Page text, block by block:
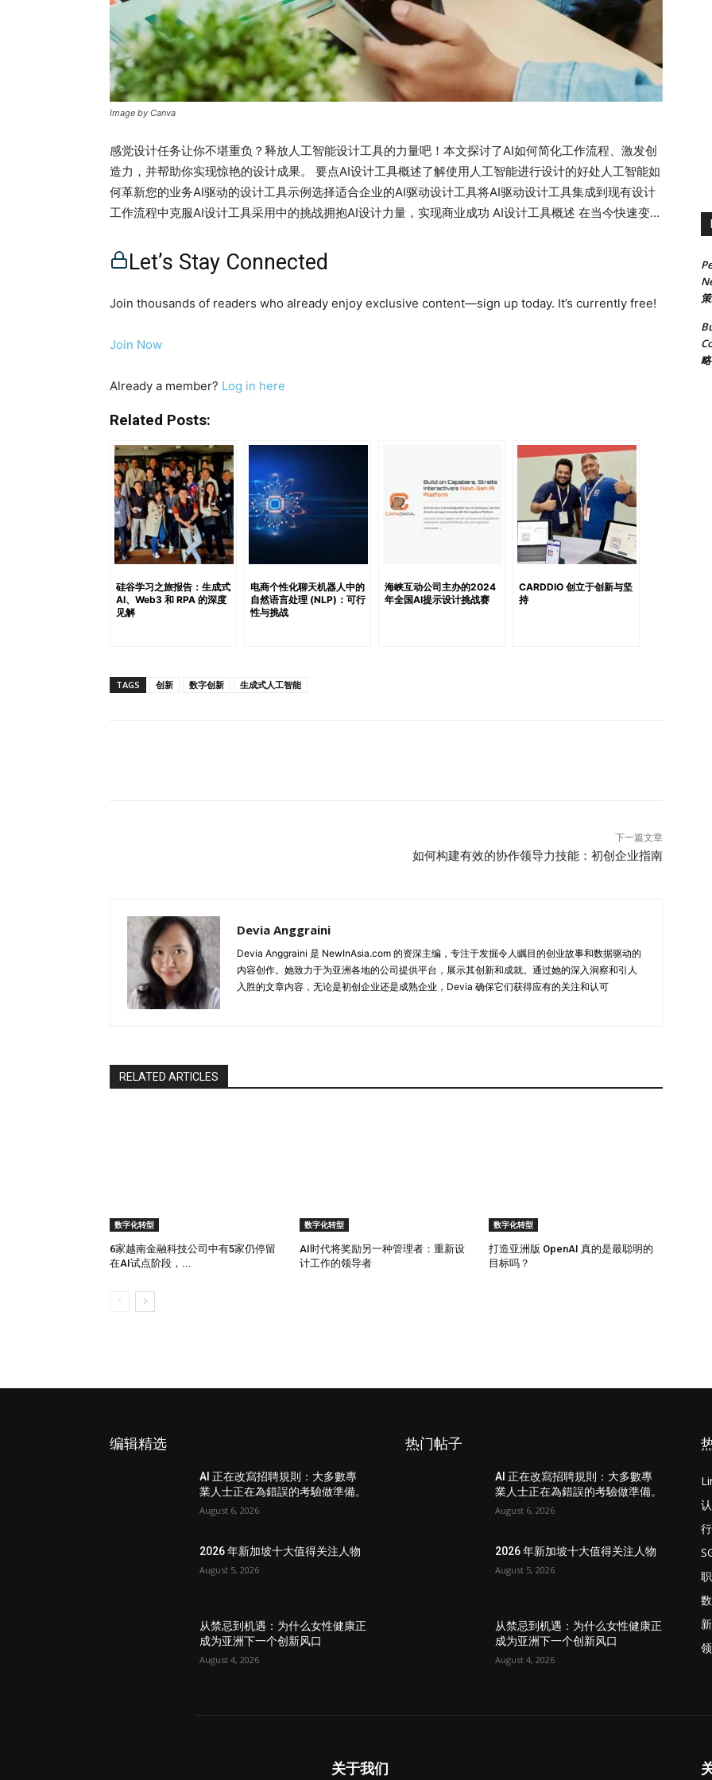
Image by Canva
感觉设计任务让你不堪重负？释放人工智能设计工具的力量吧！本文探讨了AI如何简化工作流程、激发创
造力，并帮助你实现惊艳的设计成果。 要点AI设计工具概述了解使用人工智能进行设计的好处人工智能如
何革新您的业务AI驱动的设计工具示例选择适合企业的AI驱动设计工具将AI驱动设计工具集成到现有设计
工作流程中克服AI设计工具采用中的挑战拥抱AI设计力量，实现商业成功 AI设计工具概述 在当今快速变化
智能 (AI)。尤其是AI驱动的设计工具，正在彻底改变企业处理创意流程的方式，提供前所未有的效率、准
确性和创新能力。先进的工具利用机器学习和大数据集来改进从创意到执行的设计过程。因此，借助人工
智能，组织可以探索新的创意，优化工作流程，并实现令人瞩目的结果，吸引他们的受众。 随着对引人入
人工智能设计工具市场正在扩展，预计到2027年将达到152亿美元，年均增长率为34.5%。Adobe的一项
用，并支持投资于人工智能以提升设计能力。本文探讨了先进工具的惊人潜力、优势、应用以及对各行业
向的消费者市场的期望。 了解使用人工智能进行设计的好处 将人工智能融入设计流程带来了许多好处，
升；人工智能可以分析大数据、识别模式，并创造出人类可能遗漏的独特设计。因此，将人类的创造力与
机器智能结合，激发了创新，使公司能够发现吸引目标受众的独特设计。 此外，Forrester Research的研
究表明，人工智能设计工具通过自动化任务如颜色选择和图像调整大小，提高了30%的效率。这将使设计
师能够集中精力处理复杂的创意任务，缩短处理时间，并帮助公司快速满足市场需求。 IBM的研究发现，
使用人工智能工具的设计师报告称他们的创意产出提高了38%。 此外，这些工具利用机器学习和用户数据
创建个性化的数据驱动设计，这些设计能够深刻地与特定受众产生共鸣。因此，这种方法能生成符合用户
偏好和行为的视觉吸引力设计，从而提升参与度并改善业务成果。 此外，保持各平台上的一致性和品牌凝
聚力可能是一个挑战。然而，Komarticle 的一篇文章指出，AI 设计工具可以分析现有品牌资产，确保设
变革潜力远不止于提升美学。举例来说，这些先进的工具能够在许多行业中改变业务，促进创新、改善客
多个接触点上的一致性表现。 用户体验 (UX) 设计: 提供卓越的用户体验对数字领域的企业至关重要。AI驱
动的设计工具能够分析用户数据和行为模式，以及设计最佳实践，从而创建直观且用户友好的界面。此
优化空间来实现创新。这些工具通过分析空间限制、能源效率和用户偏好，促进平衡设计。此外，AI算法
还允许进行模拟和可视化，帮助建筑师和设计师在实施前探索不同的设计选项和做出决策。 零售与商品陈
列: 在零售领域，AI驱动的设计工具可以提升购物体验，创建吸引人的店面布局和展示。这些工具通过分
析顾客行为、客流量和销售数据来优化店面布局，从而提高客户参与度、延长访问时间并增加销售额。 通
过采用AI驱动的设计工具，企业可以提升创造力、效率和客户满意度，从而成为行业先锋。 AI驱动的设计
性。 Autodesk Generative Design: Autodesk的Generative Design工具使用AI算法根据设定的参数和
Let’s Stay Connected
Join thousands of readers who already enjoy exclusive content—sign up today. It’s currently free!
Join Now
Already a member? Log in here
Related Posts:
硅谷学习之旅报告：生成式
AI、Web3 和 RPA 的深度
见解
电商个性化聊天机器人中的
自然语言处理 (NLP)：可行
性与挑战
海峡互动公司主办的2024
年全国AI提示设计挑战赛
CARDDIO 创立于创新与坚
持
TAGS 创新 数字创新 生成式人工智能
下一篇文章
如何构建有效的协作领导力技能：初创企业指南
Devia Anggraini
Devia Anggraini 是 NewInAsia.com 的资深主编，专注于发掘令人瞩目的创业故事和数据驱动的
内容创作。她致力于为亚洲各地的公司提供平台，展示其创新和成就。通过她的深入洞察和引人
入胜的文章内容，无论是初创企业还是成熟企业，Devia 确保它们获得应有的关注和认可
RELATED ARTICLES
数字化转型
6家越南金融科技公司中有5家仍停留
在AI试点阶段，...
数字化转型
AI时代将奖励另一种管理者：重新设
计工作的领导者
数字化转型
打造亚洲版 OpenAI 真的是最聪明的
目标吗？
编辑精选
AI 正在改寫招聘規則：大多數專
業人士正在為錯誤的考驗做準備。
August 6, 2026
2026 年新加坡十大值得关注人物
August 5, 2026
从禁忌到机遇：为什么女性健康正
成为亚洲下一个创新风口
August 4, 2026
热门帖子
AI 正在改寫招聘規則：大多數專
業人士正在為錯誤的考驗做準備。
August 6, 2026
2026 年新加坡十大值得关注人物
August 5, 2026
从禁忌到机遇：为什么女性健康正
成为亚洲下一个创新风口
August 4, 2026
关于我们